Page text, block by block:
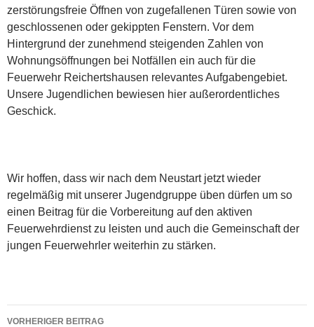
zerstörungsfreie Öffnen von zugefallenen Türen sowie von
geschlossenen oder gekippten Fenstern. Vor dem
Hintergrund der zunehmend steigenden Zahlen von
Wohnungsöffnungen bei Notfällen ein auch für die
Feuerwehr Reichertshausen relevantes Aufgabengebiet.
Unsere Jugendlichen bewiesen hier außerordentliches
Geschick.
Wir hoffen, dass wir nach dem Neustart jetzt wieder
regelmäßig mit unserer Jugendgruppe üben dürfen um so
einen Beitrag für die Vorbereitung auf den aktiven
Feuerwehrdienst zu leisten und auch die Gemeinschaft der
jungen Feuerwehrler weiterhin zu stärken.
Beitragsnavigation
VORHERIGER BEITRAG